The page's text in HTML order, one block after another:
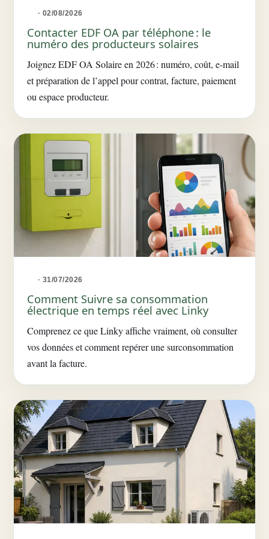
· 02/08/2026
Contacter EDF OA par téléphone : le
numéro des producteurs solaires
Joignez EDF OA Solaire en 2026 : numéro, coût, e-mail
et préparation de l’appel pour contrat, facture, paiement
ou espace producteur.
· 31/07/2026
Comment Suivre sa consommation
électrique en temps réel avec Linky
Comprenez ce que Linky affiche vraiment, où consulter
vos données et comment repérer une surconsommation
avant la facture.